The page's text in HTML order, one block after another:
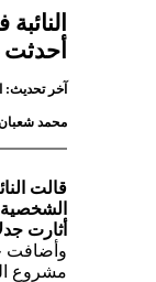
أحدثت
آخر تحديث: الثلاثاء 2 يونيو 2026 -
محمد
قالت
أثارت
وأضافت
مشروع